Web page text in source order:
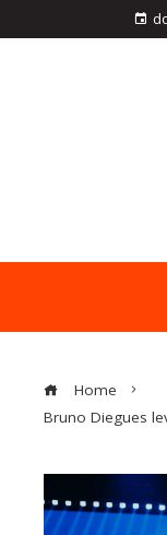
Home
Bruno Diegues